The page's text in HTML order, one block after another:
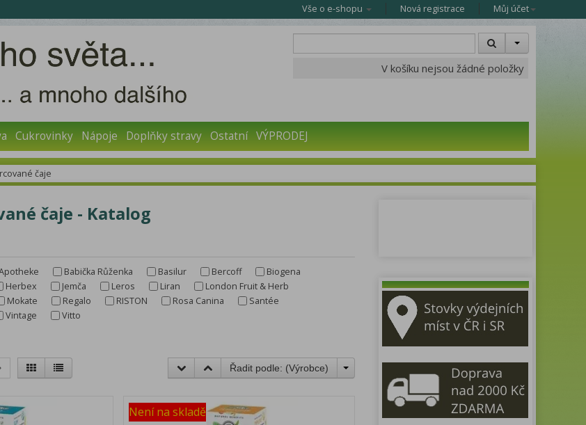
Vše o e-shopu Nová registrace Můj účet
V košíku nejsou žádné položky
Cukrovinky Nápoje Doplňky stravy Ostatní VÝPRODEJ
čaje
čaje - Katalog
Babička Růženka Basilur Bercoff
Biogena
Herbex Jemča Leros Liran
London Fruit & Herb
Mokate Regalo RISTON Rosa Canina
Santée
Vintage Vitto
Řadit podle: (Výrobce)
Není na skladě